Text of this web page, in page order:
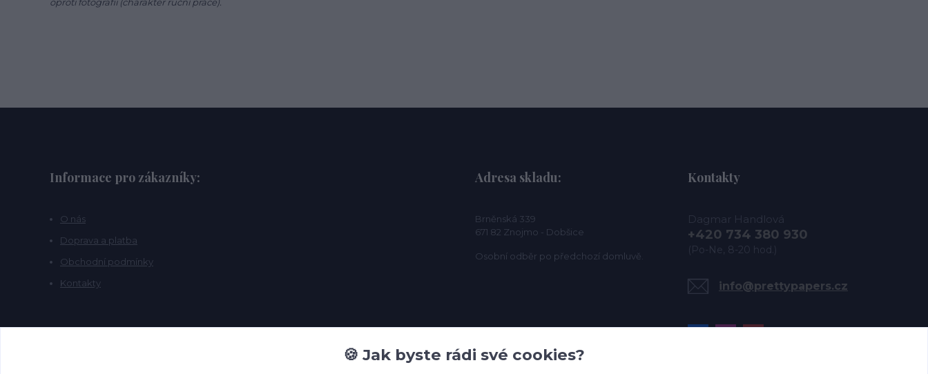
Informace pro zákazníky:
O nás
Doprava a platba
Obchodní podmínky
Kontakty
Adresa skladu:
Brněnská 339
671 82 Znojmo - Dobšice
Osobní odběr po předchozí domluvě.
Kontakty
Dagmar Handlová
+420 734 380 930
(Po-Ne, 8-20 hod.)
info@prettypapers.cz
🍪 Jak byste rádi své cookies?